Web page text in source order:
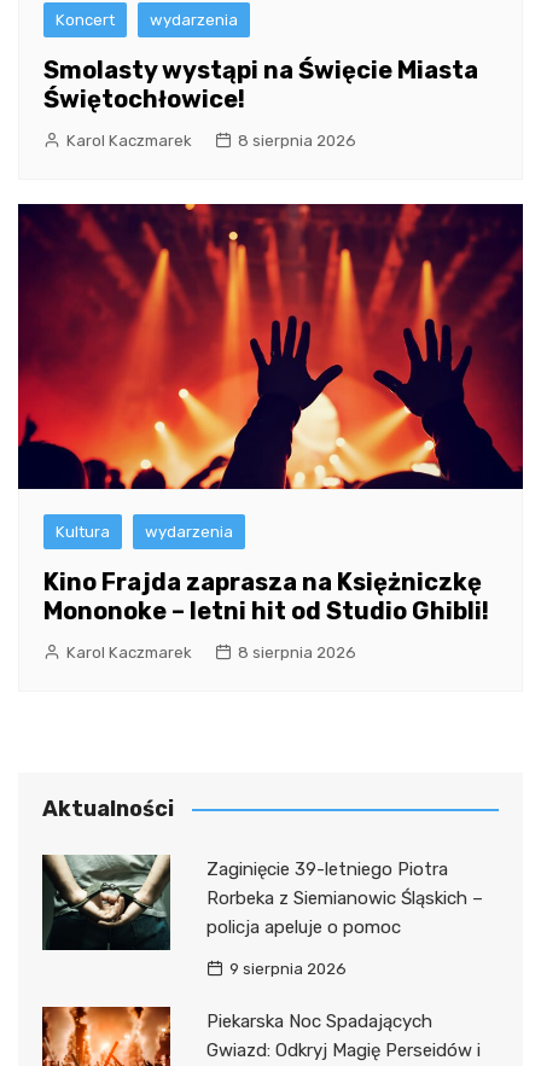
Koncert wydarzenia
Smolasty wystąpi na Święcie Miasta
Świętochłowice!
Karol Kaczmarek 8 sierpnia 2026
Kultura wydarzenia
Kino Frajda zaprasza na Księżniczkę
Mononoke – letni hit od Studio Ghibli!
Karol Kaczmarek 8 sierpnia 2026
Aktualności
Zaginięcie 39-letniego Piotra
Rorbeka z Siemianowic Śląskich –
policja apeluje o pomoc
9 sierpnia 2026
Piekarska Noc Spadających
Gwiazd: Odkryj Magię Perseidów i